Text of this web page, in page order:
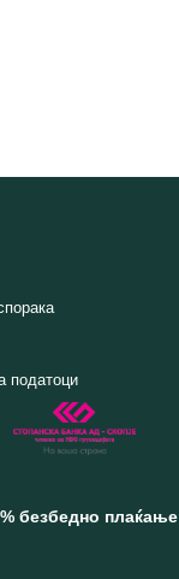
податоци
безбедно плаќање